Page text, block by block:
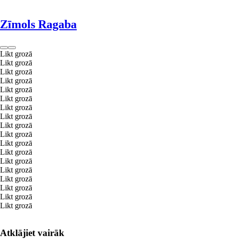
Zīmols Ragaba
Likt grozā
Likt grozā
Likt grozā
Likt grozā
Likt grozā
Likt grozā
Likt grozā
Likt grozā
Likt grozā
Likt grozā
Likt grozā
Likt grozā
Likt grozā
Likt grozā
Likt grozā
Likt grozā
Likt grozā
Likt grozā
Atklājiet vairāk